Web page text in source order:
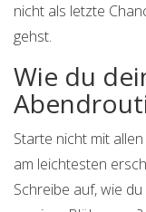
nicht als letzte
gehst.
Wie du
Starte nicht mit
am leichtesten
Schreibe auf, wie